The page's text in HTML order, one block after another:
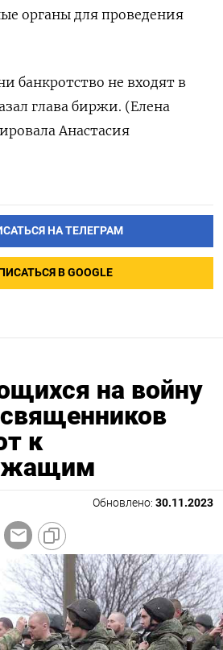
органы для проведения
банкротство не входят в
глава биржи. (Елена
Анастасия
НА ТЕЛЕГРАМ
В GOOGLE
на войну
к
Обновлено: 30.11.2023